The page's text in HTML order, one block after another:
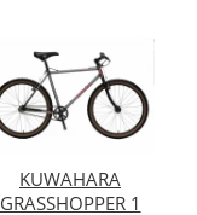
KUWAHARA
GRASSHOPPER 1